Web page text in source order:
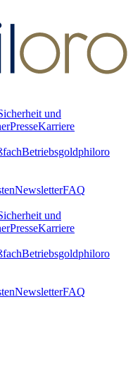
und
PresseKarriere
Betriebsgoldphiloro
NewsletterFAQ
und
PresseKarriere
Betriebsgoldphiloro
NewsletterFAQ